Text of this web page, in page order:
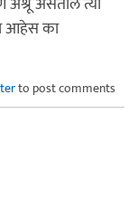
आहेस का
to post comments